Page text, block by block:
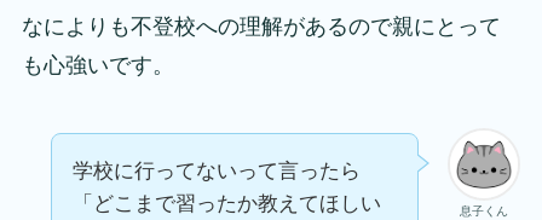
なによりも不登校への理解があるので親にとって
も心強いです。
息子くん
学校に行ってないって言ったら
「どこまで習ったか教えてほしい